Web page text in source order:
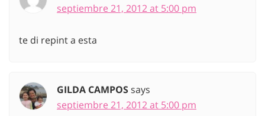
septiembre 21, 2012 at 5:00 pm
te di repint a esta
GILDA CAMPOSsays
septiembre 21, 2012 at 5:00 pm